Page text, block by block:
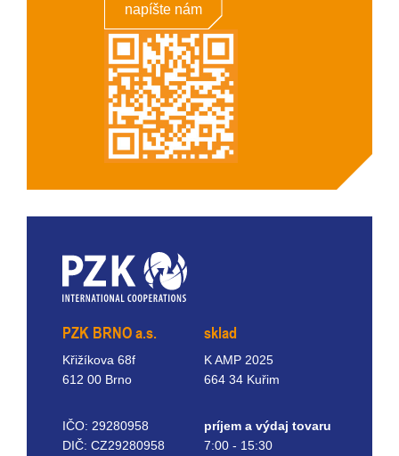
napíšte nám
PZK BRNO a.s.
Křižíkova 68f
612 00 Brno
IČO: 29280958
DIČ: CZ29280958
sklad
K AMP 2025
664 34 Kuřim
príjem a výdaj tovaru
7:00 - 15:30